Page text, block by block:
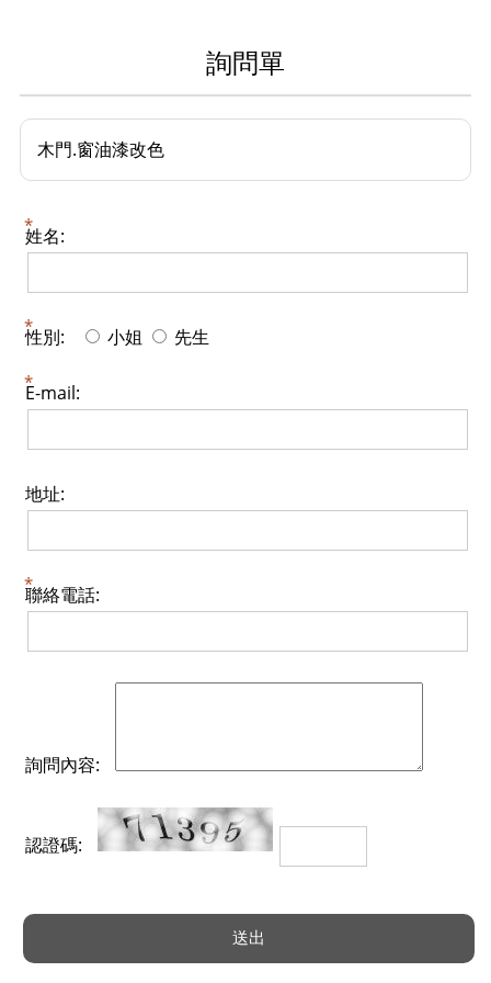
詢問單
木門.窗油漆改色
姓名:
性別: 小姐 先生
E-mail:
地址:
聯絡電話:
詢問內容:
認證碼: